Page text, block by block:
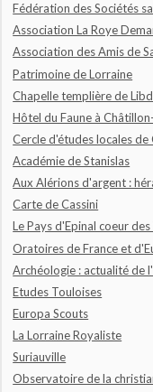
Fédération des Sociétés
Association La Roye
Association des Amis de
Patrimoine de Lorraine
Chapelle templière de
Hôtel du Faune à
Cercle d'études locales
Académie de Stanislas
Aux Alérions d'argent :
Carte de Cassini
Le Pays d'Epinal coeur des
Oratoires de France et
Archéologie : actualité de
Etudes Touloises
Europa Scouts
La Lorraine Royaliste
Suriauville
Observatoire de la